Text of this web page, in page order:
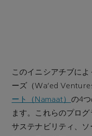
このイニシアチブによ
ーズ（Wa’ed
ート（ Namaat ） の4
ます。これらのプロ
サステナビリティ、